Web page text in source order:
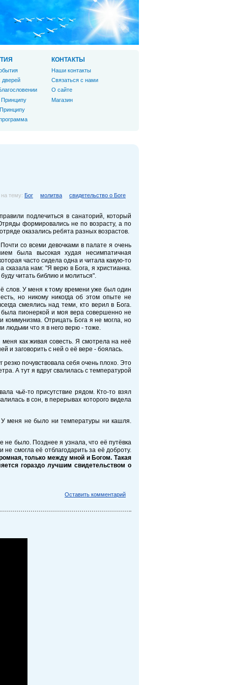
тему: Бог молитва свидетельство о Боге
подлечиться в санаторий, который
формировались не по возрасту, а по
оказались ребята разных возрастов.
со всеми девочками в палате я очень
была высокая худая несимпатичная
часто сидела одна и читала какую-то
сказала нам: "Я верю в Бога, я христианка.
читать библию и молиться".
слов. У меня к тому времени уже был один
но никому никогда об этом опыте не
смеялись над теми, кто верил в Бога.
пионеркой и моя вера совершенно не
коммунизма. Отрицать Бога я не могла, но
людьми что я в него верю - тоже.
как живая совесть. Я смотрела на неё
и заговорить с ней о её вере - боялась.
почувствовала себя очень плохо. Это
А тут я вдруг свалилась с температурой
чьё-то присутствие рядом. Кто-то взял
в сон, в перерывах которого видела
У меня не было ни температуры ни кашля.
не было. Позднее я узнала, что её путёвка
не смогла её отблагодарить за её доброту.
только между мной и Богом. Такая
гораздо лучшим свидетельством о
Оставить комментарий
дверей
КОНТАКТЫ
Наши контакты
Связаться с нами
О сайте
Магазин